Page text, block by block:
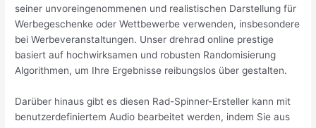
seiner unvoreingenommenen und realistischen Darstellung für
Werbegeschenke oder Wettbewerbe verwenden, insbesondere
bei Werbeveranstaltungen. Unser drehrad online prestige
basiert auf hochwirksamen und robusten Randomisierung
Algorithmen, um Ihre Ergebnisse reibungslos über gestalten.
Darüber hinaus gibt es diesen Rad-Spinner-Ersteller kann mit
benutzerdefiniertem Audio bearbeitet werden, indem Sie aus